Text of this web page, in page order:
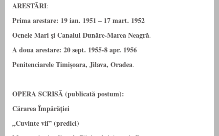
ARESTĂRI:
Prima arestare: 19 ian. 1951 – 17 mart. 1952
Ocnele Mari şi Canalul Dunăre-Marea Neagră.
A doua arestare: 20 sept. 1955-8 apr. 1956
Penitenciarele Timişoara, Jilava, Oradea.
OPERA SCRISĂ (publicată postum):
Cărarea Împărăţiei
„Cuvinte vii” (predici)